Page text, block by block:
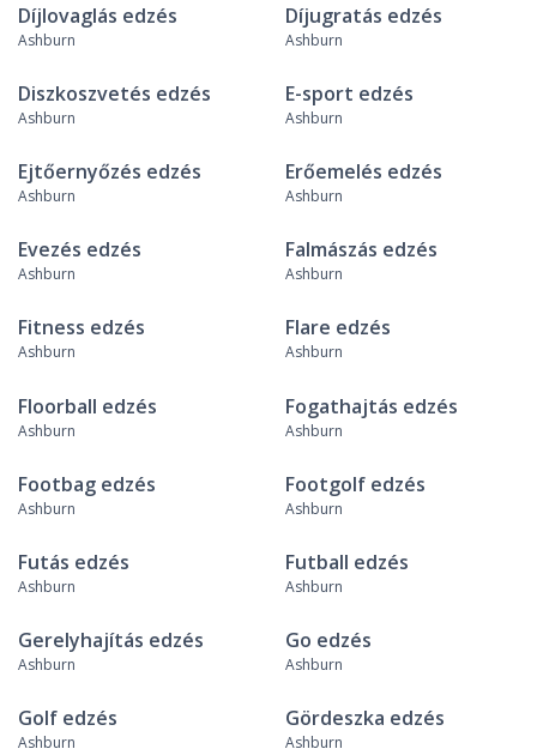
Díjlovaglás edzés
Ashburn
Díjugratás edzés
Ashburn
Diszkoszvetés edzés
Ashburn
E-sport edzés
Ashburn
Ejtőernyőzés edzés
Ashburn
Erőemelés edzés
Ashburn
Evezés edzés
Ashburn
Falmászás edzés
Ashburn
Fitness edzés
Ashburn
Flare edzés
Ashburn
Floorball edzés
Ashburn
Fogathajtás edzés
Ashburn
Footbag edzés
Ashburn
Footgolf edzés
Ashburn
Futás edzés
Ashburn
Futball edzés
Ashburn
Gerelyhajítás edzés
Ashburn
Go edzés
Ashburn
Golf edzés
Ashburn
Gördeszka edzés
Ashburn